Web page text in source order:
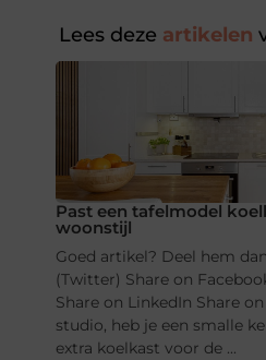
Lees deze artikelen
Past een tafelmodel
woonstijl
Goed artikel? Deel hem
(Twitter) Share on
Share on LinkedIn Share
studio, heb je een smalle
extra koelkast voor de ...